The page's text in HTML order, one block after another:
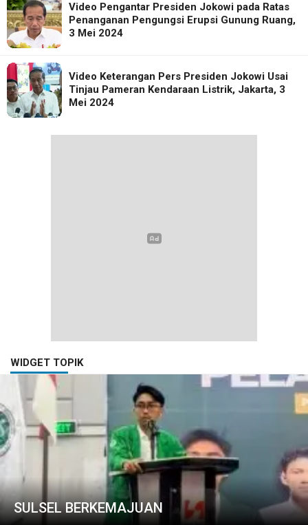
Video Pengantar Presiden Jokowi pada Ratas
Penanganan Pengungsi Erupsi Gunung Ruang,
3 Mei 2024
Video Keterangan Pers Presiden Jokowi Usai
Tinjau Pameran Kendaraan Listrik, Jakarta, 3
Mei 2024
WIDGET TOPIK
SULSEL BERKEMAJUAN